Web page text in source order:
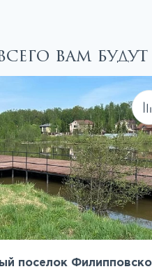
вам
поселок
Посмотреть все